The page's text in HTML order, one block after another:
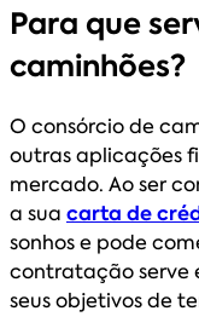
Para que
caminhões?
O consórcio de
outras aplicações
mercado. Ao ser
a sua carta de
sonhos e pode
contratação serve
seus objetivos de